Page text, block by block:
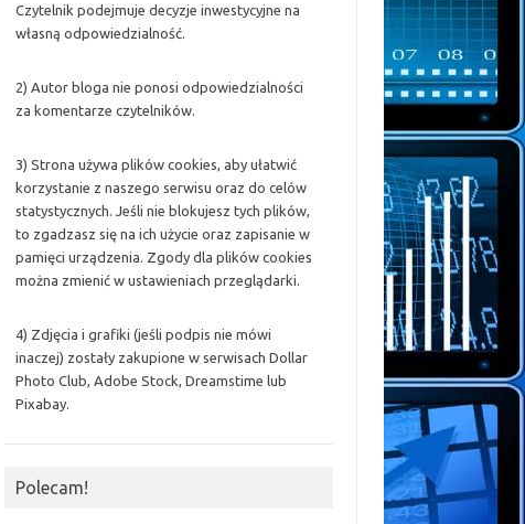
Czytelnik podejmuje decyzje inwestycyjne na
własną odpowiedzialność.
2) Autor bloga nie ponosi odpowiedzialności
za komentarze czytelników.
3) Strona używa plików cookies, aby ułatwić
korzystanie z naszego serwisu oraz do celów
statystycznych. Jeśli nie blokujesz tych plików,
to zgadzasz się na ich użycie oraz zapisanie w
pamięci urządzenia. Zgody dla plików cookies
można zmienić w ustawieniach przeglądarki.
4) Zdjęcia i grafiki (jeśli podpis nie mówi
inaczej) zostały zakupione w serwisach Dollar
Photo Club, Adobe Stock, Dreamstime lub
Pixabay.
Polecam!